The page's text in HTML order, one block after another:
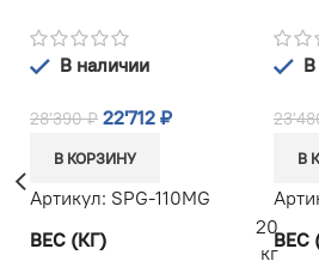
В наличии
28'390₽ 22'712 ₽
В КОРЗИНУ
Артикул: SPG-110MG
ВЕС (КГ)
20
кг
В
В
ВЕС